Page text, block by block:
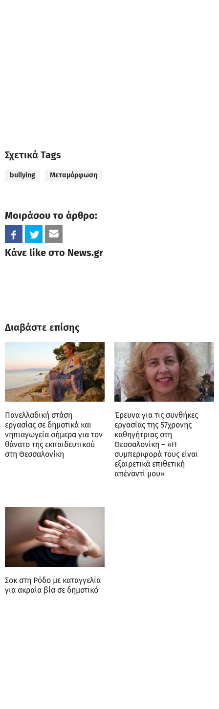
Σχετικά Tags
bullying Μεταμόρφωση
Μοιράσου το άρθρο:
Κάνε like στο News.gr
Διαβάστε επίσης
Πανελλαδική στάση
εργασίας σε δημοτικά και
νηπιαγωγεία σήμερα για τον
θάνατο της εκπαιδευτικού
στη Θεσσαλονίκη
Έρευνα για τις συνθήκες
εργασίας της 57χρονης
καθηγήτριας στη
Θεσσαλονίκη – «Η
συμπεριφορά τους είναι
εξαιρετικά επιθετική
απέναντί μου»
Σοκ στη Ρόδο με καταγγελία
για ακραία βία σε δημοτικό